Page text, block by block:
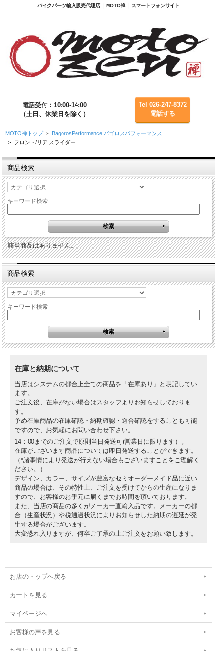
バイクパーツ輸入販売代理店 │ MOTO禅 │ スマートフォンサイト
電話受付：10:00-14:00
（土日、休業日を除く）
Tel 026-247-8372
電話する
MOTO禅トップ > BagorosPerformance バゴロスパフォーマンス
> フロント/リア スライダー
商品検索
キーワード検索
該当商品はありません。
商品検索
キーワード検索
在庫と納期について
当店はシステムの都合上全ての商品を「在庫あり」と表記してい
ます。
ご注文後、在庫がない場合はスタッフよりお知らせしておりま
す。
予め在庫商品の在庫確認・納期確認・適合確認をすることも可能
ですので、お気軽にお問い合わせ下さい。
14：00までのご注文で原則当日発送可(営業日に限ります）。
在庫がございます商品については即日発送することができます。
（*諸事情により発送が行えない場合もございますことをご理解く
ださい。）
デザイン、カラー、サイズが豊富なセミオーダーメイド品に近い
商品の場合は、その特性上、ご注文を受けてからの生産になりま
すので、お客様のお手元に届くまでお時間を頂いております。
また、当店の商品の多くがメーカー直輸入品です。メーカーの都
合（生産状況）や税通過状況によりお知らせした納期の遅延が発
生する場合がございます。
大変恐れ入りますが、何卒ご了承の上ご注文をお願い致します。
お店のトップへ戻る
カートを見る
マイページへ
お客様の声を見る